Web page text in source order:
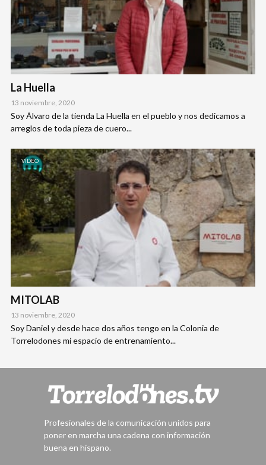
La Huella
13 noviembre, 2020
Soy Álvaro de la tienda La Huella en el pueblo y nos dedicamos a
arreglos de toda pieza de cuero...
VÍDEO
MITOLAB
13 noviembre, 2020
Soy Daniel y desde hace dos años tengo en la Colonia de
Torrelodones mi espacio de entrenamiento...
Profesionales de la comunicación unidos para
poner en marcha una cadena con información
buena en hispano.